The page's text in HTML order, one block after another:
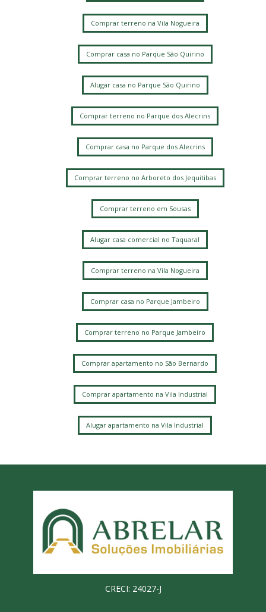
Comprar terreno na Vila Nogueira
Comprar casa no Parque São Quirino
Alugar casa no Parque São Quirino
Comprar terreno no Parque dos Alecrins
Comprar casa no Parque dos Alecrins
Comprar terreno no Arboreto dos Jequitibas
Comprar terreno em Sousas
Alugar casa comercial no Taquaral
Comprar terreno na Vila Nogueira
Comprar casa no Parque Jambeiro
Comprar terreno no Parque Jambeiro
Comprar apartamento no São Bernardo
Comprar apartamento na Vila Industrial
Alugar apartamento na Vila Industrial
CRECI: 24027-J